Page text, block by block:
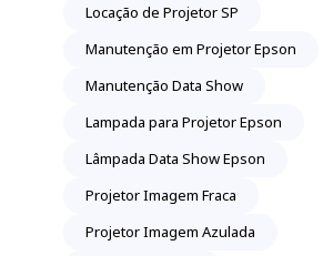
Locação de Projetor SP
Manutenção em Projetor Epson
Manutenção Data Show
Lampada para Projetor Epson
Lâmpada Data Show Epson
Projetor Imagem Fraca
Projetor Imagem Azulada